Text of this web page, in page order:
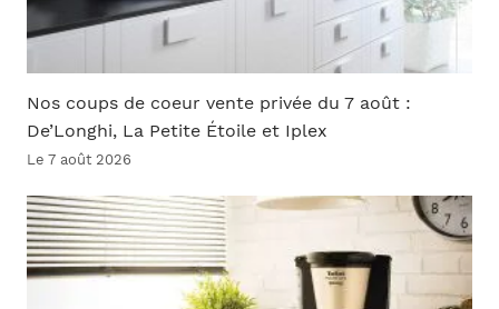
Nos coups de coeur vente privée du 7 août :
De’Longhi, La Petite Étoile et Iplex
Le 7 août 2026